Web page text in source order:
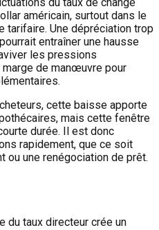
américain, surtout dans le
tarifaire. Une dépréciation trop
entraîner une hausse
les pressions
de manœuvre pour
cette baisse apporte
mais cette fenêtre
durée. Il est donc
rapidement, que ce soit
ou une renégociation de prêt.
du taux directeur crée un